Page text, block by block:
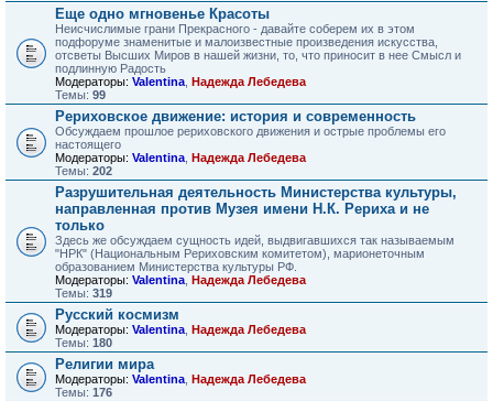
Еще одно мгновенье Красоты
Неисчислимые грани Прекрасного - давайте соберем их в этом
подфоруме знаменитые и малоизвестные произведения искусства,
отсветы Высших Миров в нашей жизни, то, что приносит в нее Смысл и
подлинную Радость
Модераторы: Valentina Надежда Лебедева
Темы: 99
Рериховское движение: история и современность
Обсуждаем прошлое рериховского движения и острые проблемы его
настоящего
Модераторы: Valentina Надежда Лебедева
Темы: 202
Разрушительная деятельность Министерства культуры,
направленная против Музея имени Н.К. Рериха и не
только
Здесь же обсуждаем сущность идей, выдвигавшихся так называемым
"НРК" (Национальным Рериховским комитетом), марионеточным
образованием Министерства культуры РФ.
Модераторы: Valentina Надежда Лебедева
Темы: 319
Русский космизм
Модераторы: Valentina Надежда Лебедева
Темы: 180
Религии мира
Модераторы: Valentina Надежда Лебедева
Темы: 176